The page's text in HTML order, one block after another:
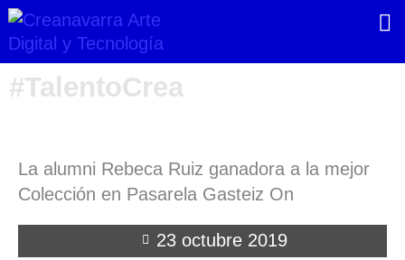
Ir
al
contenido
#TalentoCrea
La alumni Rebeca Ruiz ganadora a la mejor
Colección en Pasarela Gasteiz On
23 octubre 2019